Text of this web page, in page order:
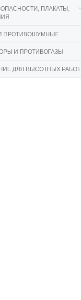
ПЛАКАТЫ,
ПРОТИВОШУМНЫЕ
И ПРОТИВОГАЗЫ
ДЛЯ ВЫСОТНЫХ РАБОТ